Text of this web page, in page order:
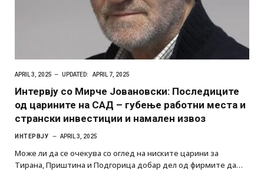
APRIL 3, 2025 UPDATED: APRIL 7, 2025
Интервју со Мирче Јовановски: Последиците
од царините на САД – губење работни места и
странски инвестиции и намален извоз
ИНТЕРВЈУ APRIL 3, 2025
Може ли да се очекува со оглед на ниските царини за
Тирана, Приштина и Подгорица добар дел од фирмите да…